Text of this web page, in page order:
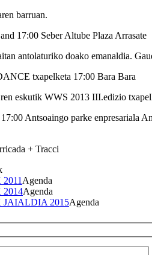
barruan.
17:00 Seber Altube Plaza Arrasate
antolaturiko doako emanaldia.
txapelketa 17:00 Bara Bara
eskutik WWS 2013 III.edizio
17:00 Antsoaingo parke enpresariala
+ Tracci
Agenda
Agenda
JAIALDIA 2015Agenda